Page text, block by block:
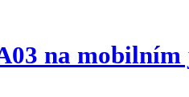
na mobilním